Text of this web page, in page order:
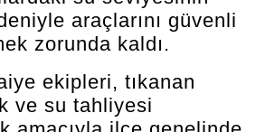
araçlarını güvenli
zorunda kaldı.
ekipleri, tıkanan
ve su tahliyesi